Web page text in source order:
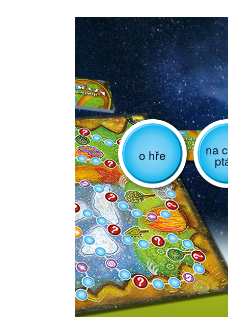
o hře na